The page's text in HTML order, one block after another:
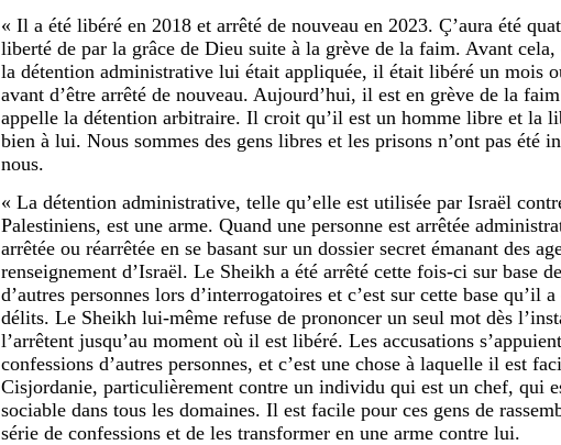
« Il a été libéré en 2018 et arrêté de nouveau en 2023. Ç’aura été
liberté de par la grâce de Dieu suite à la grève de la faim. Avant cela,
la détention administrative lui était appliquée, il était libéré un mois
avant d’être arrêté de nouveau. Aujourd’hui, il est en grève de la
appelle la détention arbitraire. Il croit qu’il est un homme libre et la
bien à lui. Nous sommes des gens libres et les prisons n’ont pas été
nous.
« La détention administrative, telle qu’elle est utilisée par Israël
Palestiniens, est une arme. Quand une personne est arrêtée
arrêtée ou réarrêtée en se basant sur un dossier secret émanant des
renseignement d’Israël. Le Sheikh a été arrêté cette fois-ci sur base
d’autres personnes lors d’interrogatoires et c’est sur cette base qu’il a
délits. Le Sheikh lui-même refuse de prononcer un seul mot dès
l’arrêtent jusqu’au moment où il est libéré. Les accusations
confessions d’autres personnes, et c’est une chose à laquelle il est
Cisjordanie, particulièrement contre un individu qui est un chef, qui
sociable dans tous les domaines. Il est facile pour ces gens de
série de confessions et de les transformer en une arme contre lui.